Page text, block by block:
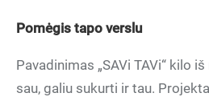
Pomėgis tapo verslu
Pavadinimas „SAVi TAVi“ kilo
sau, galiu sukurti ir tau.